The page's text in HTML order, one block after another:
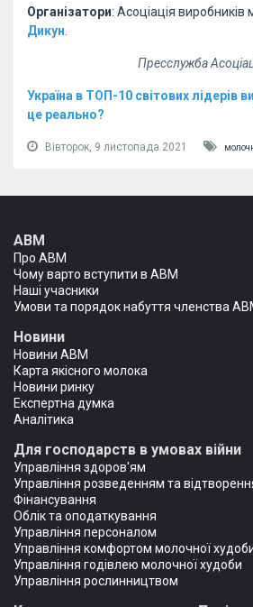
Організатори: Асоціація виробників
Дикун
Пресслужба
Україна в ТОП-10 світових лідерів
це реально?
Вівторок, 9 листопада 2021
АВМ
Про АВМ
Чому варто вступити в АВМ
Наші учасники
Умови та порядок набуття членства
Новини
Новини АВМ
Карта якісного молока
Новини ринку
Експертна думка
Аналітика
Для господарств в умовах війни
Управління здоров'ям
Управління розведенням та
Фінансування
Облік та оподаткування
Управління персоналом
Управління комфортом молочної
Управління годівлею молочної худоби
Управління рослинництвом